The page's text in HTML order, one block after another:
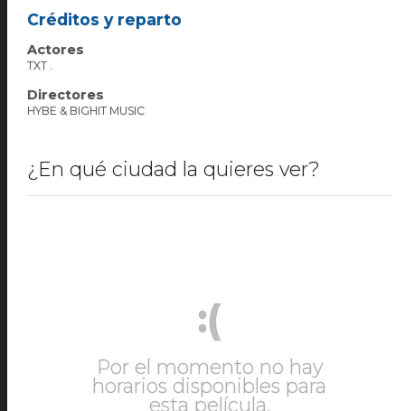
Créditos y reparto
Actores
TXT .
Directores
HYBE & BIGHIT MUSIC
¿En qué ciudad la quieres ver?
:(
Por el momento no hay
horarios disponibles para
esta película.